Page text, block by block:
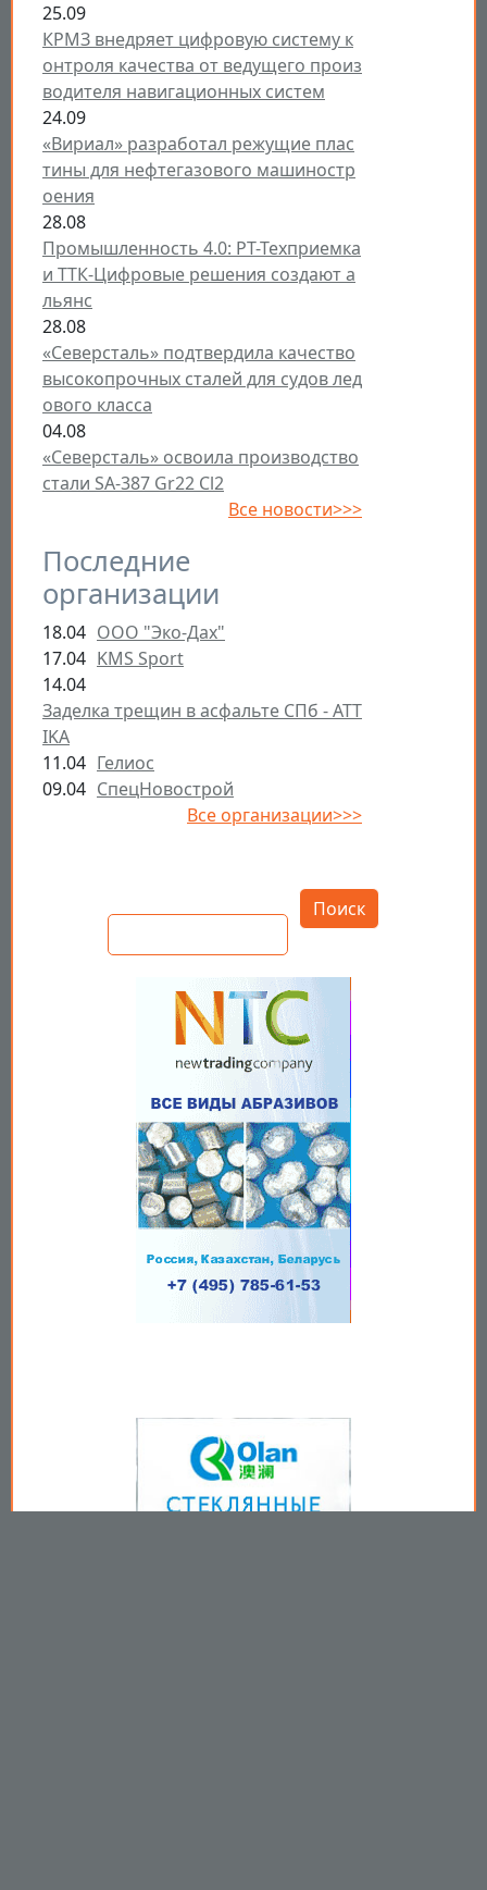
25.09
КРМЗ внедряет цифровую систему к
онтроля качества от ведущего произ
водителя навигационных систем
24.09
«Вириал» разработал режущие плас
тины для нефтегазового машиностр
оения
28.08
Промышленность 4.0: РТ-Техприемка
и ТТК-Цифровые решения создают а
льянс
28.08
«Северсталь» подтвердила качество
высокопрочных сталей для судов лед
ового класса
04.08
«Северсталь» освоила производство
стали SA-387 Gr22 Cl2
Все новости>>>
Последние
организации
18.04 ООО "Эко-Дах"
17.04 KMS Sport
14.04
Заделка трещин в асфальте СПб - ATT
IKA
11.04 Гелиос
09.04 СпецНовострой
Все организации>>>